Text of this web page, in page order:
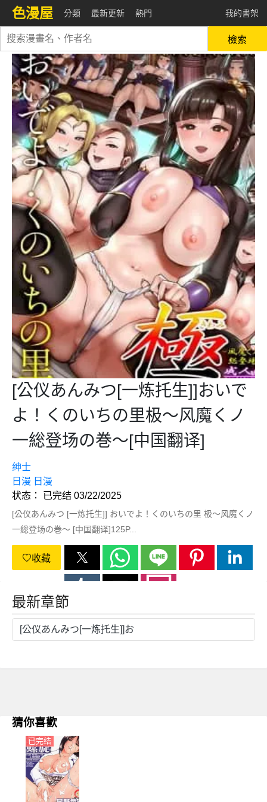
色漫屋 分類 最新更新 熱門 我的書架
檢索
[公仪あんみつ[一炼托生]]おいで
よ！くのいちの里极～风魔くノ
一総登场の巻～[中国翻译]
绅士
日漫 日漫
状态： 已完结 03/22/2025
[公仪あんみつ [一炼托生]] おいでよ！くのいちの里 极～风魔くノ
一総登场の巻～ [中国翻译]125P...
收藏
最新章節
[公仪あんみつ[一炼托生]]お
猜你喜歡
已完结